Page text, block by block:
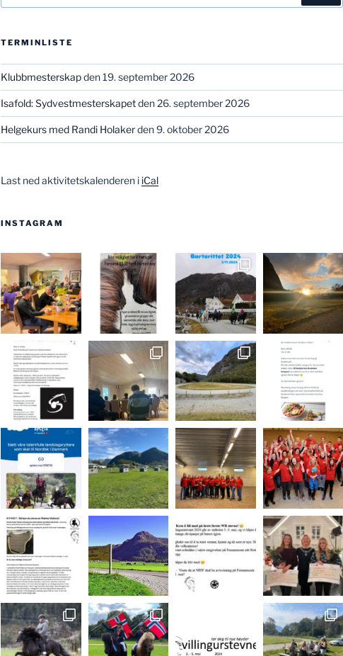
TERMINLISTE
Klubbmesterskapden 19. september 2026
Isafold: Sydvestmesterskapetden 26. september 2026
Helgekurs med Randi Holakerden 9. oktober 2026
Last ned aktivitetskalenderen i iCal
INSTAGRAM